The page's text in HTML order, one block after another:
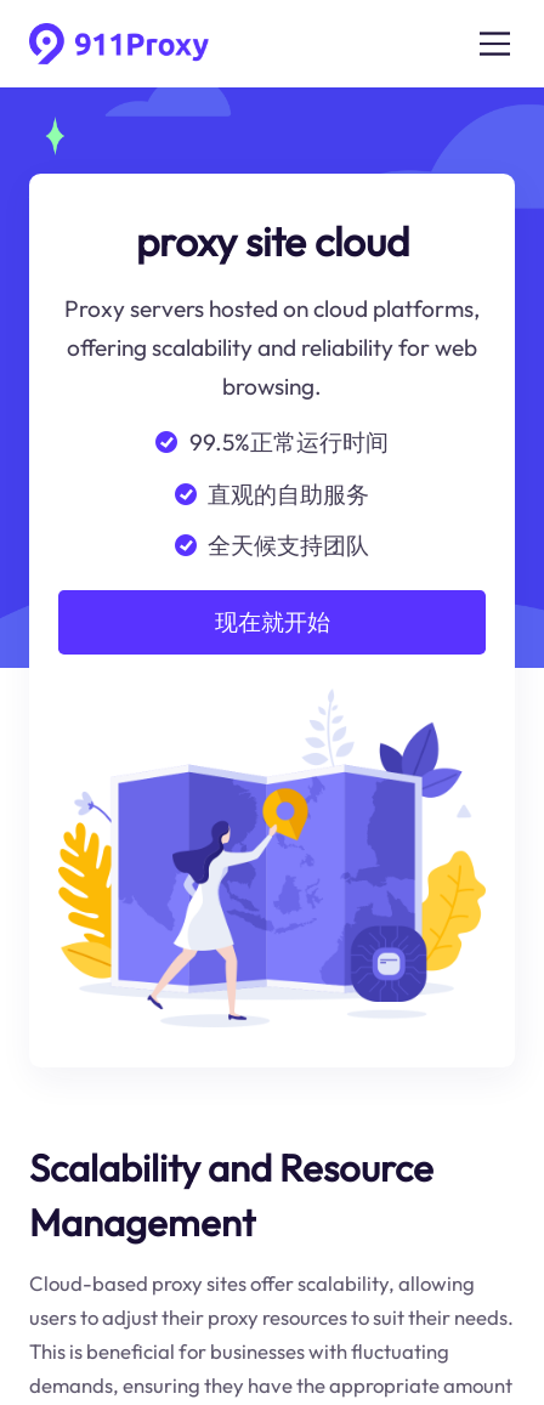
proxy site cloud
Proxy servers hosted on cloud platforms,
offering scalability and reliability for web
browsing.
99.5%正常运行时间
直观的自助服务
全天候支持团队
现在就开始
Scalability and Resource
Management
Cloud-based proxy sites offer scalability, allowing
users to adjust their proxy resources to suit their needs.
This is beneficial for businesses with fluctuating
demands, ensuring they have the appropriate amount